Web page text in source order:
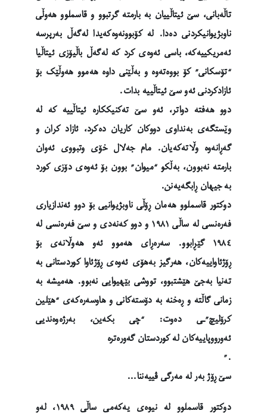
تاڵەبانی، سێ ئیتاڵییان بە بارمتە گرتبوو و قاسملوو هەوڵی
ناوبژیوانیکردنی دەدا. لە کۆبوونەوەکەیدا لەگەڵ بەرپرسە
ئەمریکییەکە، باسی ئەوەی کرد کە لەگەڵ باڵیۆزی ئیتاڵیا
“تۆسکانی” کۆ بووەتەوە و بەڵێنی داوە هەموو هەوڵێک بۆ
ئازادکردنی ئەو سێ ئیتاڵییە بدات.
دوو هەفتە دواتر، ئەو سێ تەکنیککارە ئیتاڵییە کە لە
وێستگەی بەنداوی دووکان کاریان دەکرد، ئازاد کران و
گەڕانەوە وڵاتەکەیان. مام جەلال خۆی وتبووی ئەوان
بارمتە نەبوون، بەڵکو “میوان” بوون بۆ ئەوەی دۆزی کورد
بە جیهان ڕابگەیەنن.
دوکتور قاسملوو هەمان ڕۆڵی ناوبژیوانیی بۆ دوو ئەندازیاری
فەرەنسی لە ساڵی ١٩٨١ و دوو کەنەدی و سێ فەرەنسی لە
١٩٨٤ گێڕابوو. سەرەڕای هەموو ئەو هەوڵانەی بۆ
ڕۆژئاواییەکان، هەرگیز بەهۆی ئەوەی ڕۆژئاوا کوردستانی بە
تەنیا بەجێ هێشتبوو، تووشی بێهیوایی نەبوو. هەمیشە بە
زمانی گاڵتە و ڕەخنە بە دۆستەکانی و هاوسەرەکەی “هێلین
کرۆلیچ”ـی دەوت: “چی بکەین، بەرژەوەندیی
ئەورووپاییەکان لە کوردستان گەورەترە
.”
سێ ڕۆژ بەر لە مەرگی ڤییەننا…
دوکتور قاسملوو لە نیوەی یەکەمی ساڵی ١٩٨٩، لەو